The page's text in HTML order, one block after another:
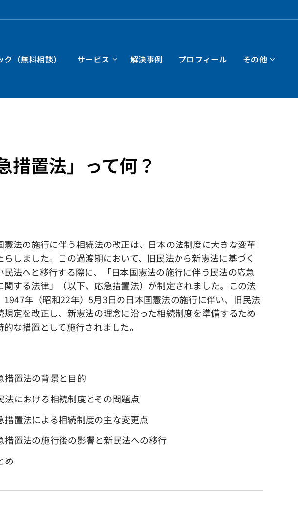
（無料相談） サービス 解決事例 プロフィール その他
措置法」って何？
憲法の施行に伴う相続法の改正は、日本の法制度に大きな変革
らしました。この過渡期において、旧民法から新憲法に基づく
民法へと移行する際に、「日本国憲法の施行に伴う民法の応急
関する法律」（以下、応急措置法）が制定されました。この法
1947年（昭和22年）5月3日の日本国憲法の施行に伴い、旧民法
規定を改正し、新憲法の理念に沿った相続制度を準備するため
的な措置として施行されました。
措置法の背景と目的
法における相続制度とその問題点
措置法による相続制度の主な変更点
措置法の施行後の影響と新民法への移行
め